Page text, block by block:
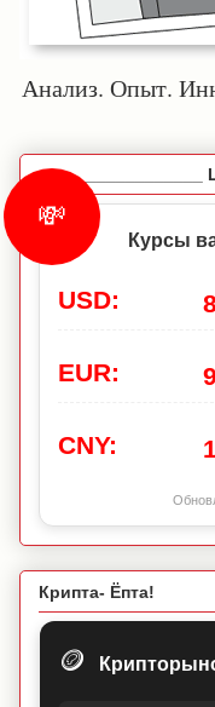
Анализ. Опыт.
_________________
💸
Курсы
USD:
EUR:
CNY:
Крипта- Ёпта!
🪙